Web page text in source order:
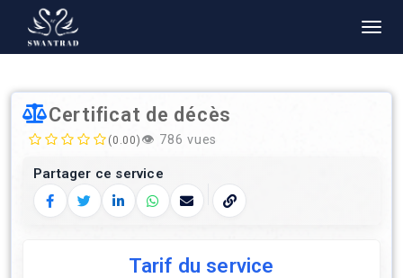
Certificat de décès
(0.00) 👁️ 786 vues
Partager ce service
Facebook
TwitterLinkedInWhatsApp
E‑mailCopier le lien
Tarif du service